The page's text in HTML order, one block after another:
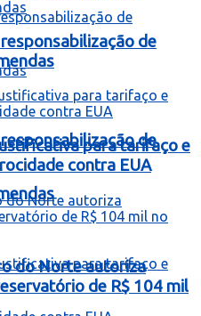
de
de
para tarifaço e
contra EUA
do Norte autoriza
de R$ 104 mil